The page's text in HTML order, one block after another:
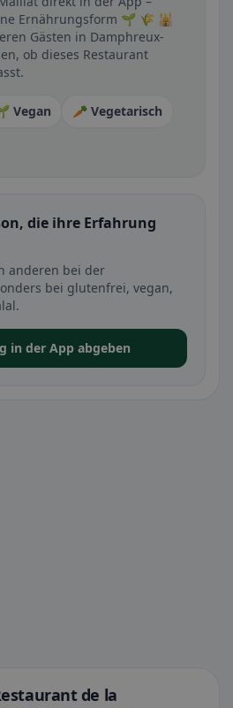
Ernährungsform 🌱 🌾 🕌
Gästen in Damphreux-
ob dieses Restaurant
Vegan
🥕 Vegetarisch
die ihre Erfahrung
anderen bei der
bei glutenfrei, vegan,
in der App abgeben
de la